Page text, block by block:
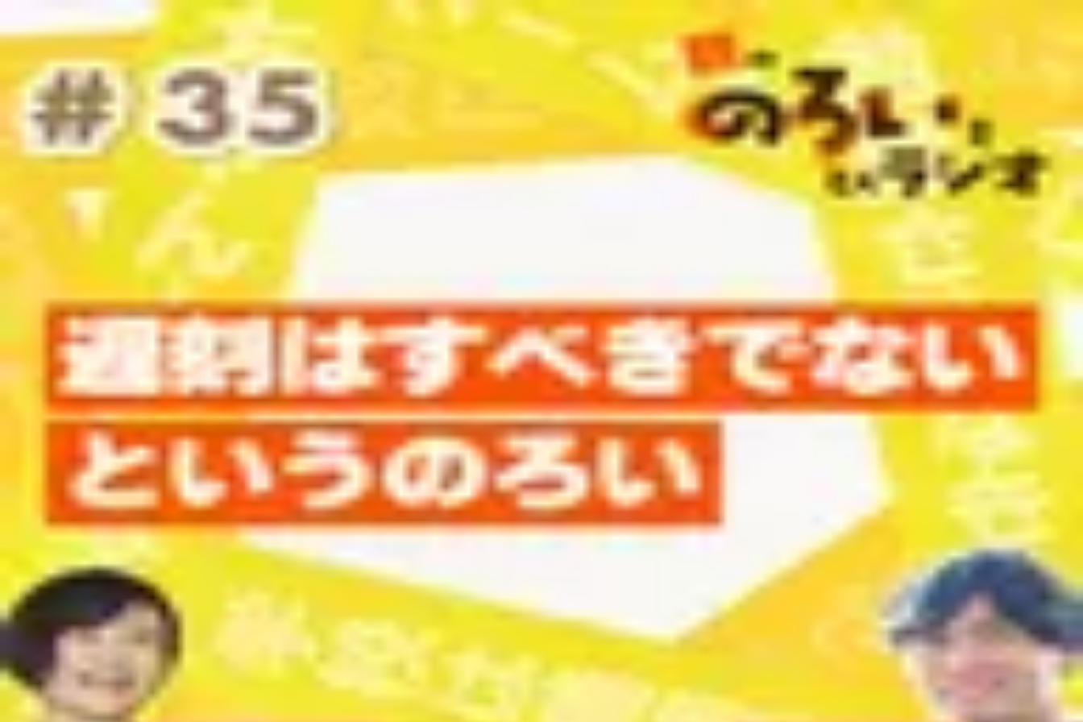
Podcast振り返り
正しくなくてOK！その時の理解度や、感情を残しておくことが重要です。
未実施の理解度チェック
親の「のろい」をとくラジオ-子育てのべき思考を手放す時間-
【#35】「遅刻はすべきでない」というのろい【親の「のろい」をとくラジオ-子育てのべき思考を手放す時間-】
復習データを準備中...